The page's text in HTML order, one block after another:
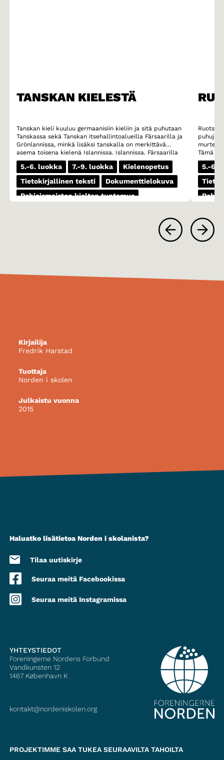
TANSKAN KIELESTÄ
Tanskan kieli kuuluu germaanisiin kieliin ja sitä puhutaan
Tanskassa sekä Tanskan itsehallintoalueilla Färsaarilla ja
Grönlannissa, minkä lisäksi tanskalla on merkittävä
asema toisena kielenä Islannissa. Islannissa, Färsaarilla
ja Grönlannissa kaikkien koululaisten on opiskeltava
tanskaa vieraana kielenä. Erityisesti Färsaarilla tanskan
asema on vahva ja moni färsaarelaisnuori lukee jopa
mieluummin kirjoja tanskaksi kuin omalla äidinkielellään
fäärillä.
5.-6. luokka 7.-9. luokka
Kielenopetus
Tietokirjallinen teksti
Dokumenttielokuva
Pohjoismaisten kielten tuntemus
Ruotsi
Tämä
murteet
ovat
5.-6.
Kirjailija
Fredrik Harstad
Tuottaja
Norden i skolen
Julkaistu vuonna
2015
Haluatko lisätietoa Norden i skolanista?
Tilaa uutiskirje
Seuraa meitä Facebookissa
Seuraa meitä Instagramissa
YHTEYSTIEDOT
Foreningerne Nordens Forbund
Vandkunsten 12
1467 København K
kontakt@nordeniskolen.org
PROJEKTIMME SAA TUKEA SEURAAVILTA TAHOILTA